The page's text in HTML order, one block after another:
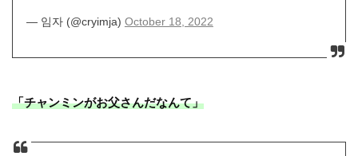
— 임자 (@cryimja) October 18, 2022
「チャンミンがお父さんだなんて」